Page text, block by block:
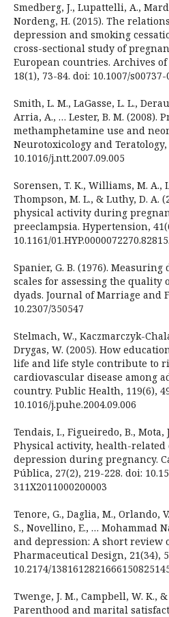
Smedberg, J., Lupattelli, A.,
Nordeng, H. (2015). The
depression and smoking
cross-sectional study of
European countries. Archives of
18(1), 73-84. doi: 10.1007/
Smith, L. M., LaGasse, L. L.,
Arria, A., … Lester, B. M. (2008).
methamphetamine use and
Neurotoxicology and Teratology,
10.1016/j.ntt.2007.09.005
Sorensen, T. K., Williams, M. A.,
Thompson, M. L., & Luthy, D. A.
physical activity during
preeclampsia. Hypertension,
10.1161/
Spanier, G. B. (1976).
scales for assessing the quality
dyads. Journal of Marriage and
10.2307/350547
Stelmach, W., Kaczmarczyk-
Drygas, W. (2005). How
life and life style contribute to
cardiovascular disease among
country. Public Health, 119(6),
10.1016/j.puhe.2004.09.006
Tendais, I., Figueiredo, B., Mota,
Physical activity, health-
depression during pregnancy.
Pública, 27(2), 219-228. doi:
311X2011000200003
Tenore, G., Daglia, M., Orlando,
S., Novellino, E., … Mohammad
and depression: A short
Pharmaceutical Design, 21(34),
10.2174/
Twenge, J. M., Campbell, W. K., &
Parenthood and marital